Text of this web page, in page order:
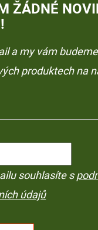
ŽÁDNÉ
a my vám
produktech na
souhlasíte s
údajů